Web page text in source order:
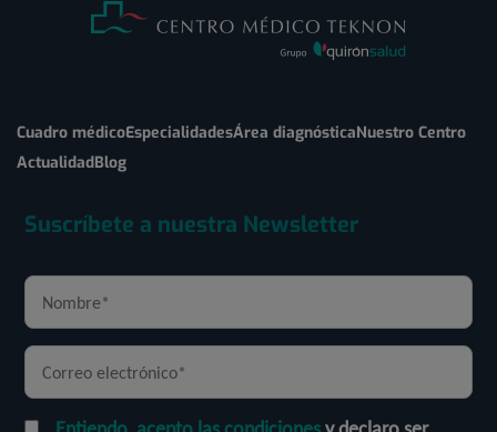
Cuadro médicoEspecialidadesÁrea diagnósticaNuestro Centro
ActualidadBlog
Suscríbete a nuestra Newsletter